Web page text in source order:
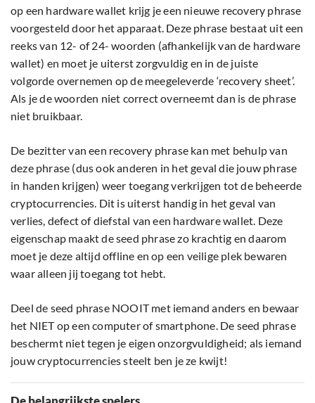
op een hardware wallet krijg je een nieuwe recovery phrase
voorgesteld door het apparaat. Deze phrase bestaat uit een
reeks van 12- of 24- woorden (afhankelijk van de hardware
wallet) en moet je uiterst zorgvuldig en in de juiste
volgorde overnemen op de meegeleverde ‘recovery sheet’.
Als je de woorden niet correct overneemt dan is de phrase
niet bruikbaar.
De bezitter van een recovery phrase kan met behulp van
deze phrase (dus ook anderen in het geval die jouw phrase
in handen krijgen) weer toegang verkrijgen tot de beheerde
cryptocurrencies. Dit is uiterst handig in het geval van
verlies, defect of diefstal van een hardware wallet. Deze
eigenschap maakt de seed phrase zo krachtig en daarom
moet je deze altijd offline en op een veilige plek bewaren
waar alleen jij toegang tot hebt.
Deel de seed phrase NOOIT met iemand anders en bewaar
het NIET op een computer of smartphone. De seed phrase
beschermt niet tegen je eigen onzorgvuldigheid; als iemand
jouw cryptocurrencies steelt ben je ze kwijt!